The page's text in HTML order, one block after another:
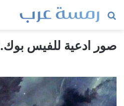
بحث
صور ادعية للفيس بوك.jpg 5